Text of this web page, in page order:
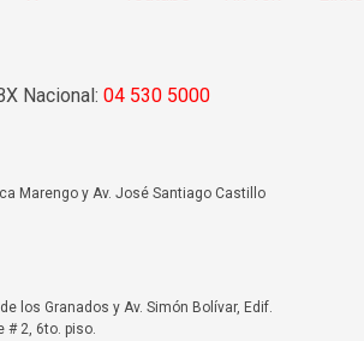
Nacional: 04 530 5000
Marengo y Av. José Santiago Castillo
los Granados y Av. Simón Bolívar, Edif.
# 2, 6to. piso.